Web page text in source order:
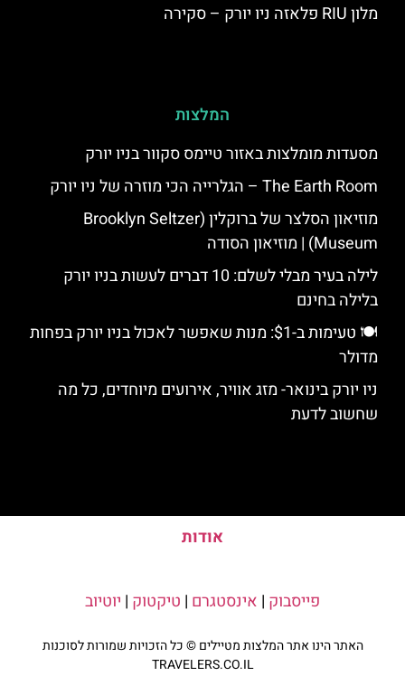
מלון RIU פלאזה ניו יורק – סקירה
המלצות
מסעדות מומלצות באזור טיימס סקוור בניו יורק
The Earth Room – הגלרייה הכי מוזרה של ניו יורק
מוזיאון הסלצר של ברוקלין (Brooklyn Seltzer
Museum) | מוזיאון הסודה
לילה בעיר מבלי לשלם: 10 דברים לעשות בניו יורק
בלילה בחינם
🍽️ טעימות ב-$1: מנות שאפשר לאכול בניו יורק בפחות
מדולר
ניו יורק בינואר- מזג אוויר, אירועים מיוחדים, כל מה
שחשוב לדעת
אודות
פייסבוק | אינסטגרם | טיקטוק | יוטיוב
האתר הינו אתר המלצות מטיילים © כל הזכויות שמורות לסוכנות
TRAVELERS.CO.IL